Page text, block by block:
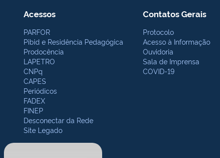
Acessos
PARFOR
Pibid e Residência Pedagógica
Prodocência
LAPETRO
CNPq
CAPES
Periódicos
FADEX
FINEP
Desconectar da Rede
Site Legado
Contatos Gerais
Protocolo
Acesso à Informação
Ouvidoria
Sala de Imprensa
COVID-19